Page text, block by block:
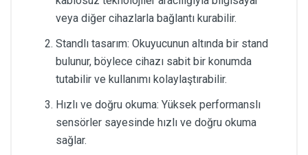
veya diğer cihazlarla bağlantı kurabilir.
Standlı tasarım: Okuyucunun altında bir stand
bulunur, böylece cihazı sabit bir konumda
tutabilir ve kullanımı kolaylaştırabilir.
Hızlı ve doğru okuma: Yüksek performanslı
sensörler sayesinde hızlı ve doğru okuma
sağlar.